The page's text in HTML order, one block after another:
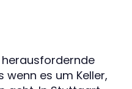
herausfordernde
es um Keller,